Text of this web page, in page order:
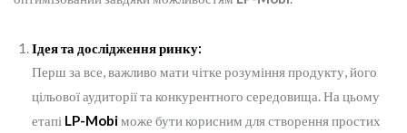
Ідея та дослідження ринку:
Перш за все, важливо мати чітке розуміння продукту, його
цільової аудиторії та конкурентного середовища. На цьому
етапі LP-Mobiможе бути корисним для створення простих